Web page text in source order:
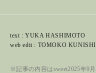
text : YUKA HASHIMOTO
web edit : TOMOKO
※記事の内容はsweet2025年9